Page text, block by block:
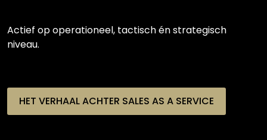
Actief op operationeel, tactisch én strategisch
niveau.
HET VERHAAL ACHTER SALES AS A SERVICE